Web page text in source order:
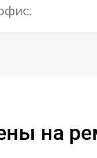
на